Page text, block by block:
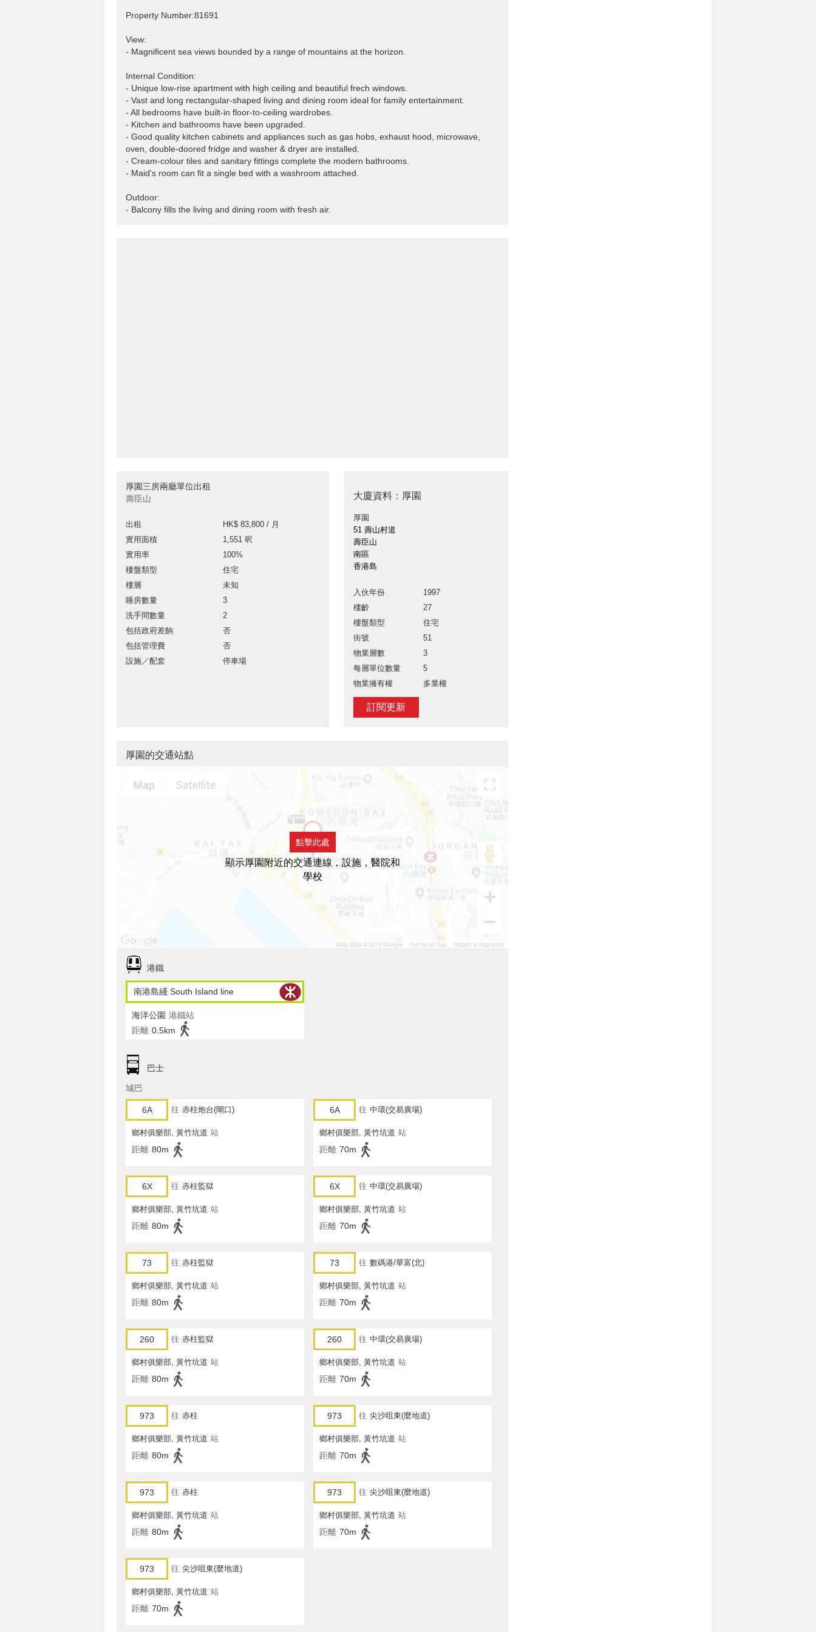
Property Number:81691
View:
- Magnificent sea views bounded by a range of mountains at the horizon.
Internal Condition:
- Unique low-rise apartment with high ceiling and beautiful frech windows.
- Vast and long rectangular-shaped living and dining room ideal for family entertainment.
- All bedrooms have built-in floor-to-ceiling wardrobes.
- Kitchen and bathrooms have been upgraded.
- Good quality kitchen cabinets and appliances such as gas hobs, exhaust hood, microwave,
oven, double-doored fridge and washer & dryer are installed.
- Cream-colour tiles and sanitary fittings complete the modern bathrooms.
- Maid's room can fit a single bed with a washroom attached.
Outdoor:
- Balcony fills the living and dining room with fresh air.
厚園三房兩廳單位出租
壽臣山
出租
HK$ 83,800 / 月
實用面積
1,551 呎
實用率
100%
樓盤類型
住宅
樓層
未知
睡房數量
3
洗手間數量
2
包括政府差餉
否
包括管理費
否
設施／配套
停車場
大廈資料：厚園
厚園
51 壽山村道
壽臣山
南區
香港島
入伙年份
1997
樓齡
27
樓盤類型
住宅
街號
51
物業層數
3
每層單位數量
5
物業擁有權
多業權
訂閱更新
厚園的交通站點
點擊此處
顯示厚園附近的交通連線，設施，醫院和
學校
港鐵
南港島綫 South Island line
海洋公園 港鐵站
距離 0.5km
巴士
城巴
6A 往 赤柱炮台(閘口)
鄉村俱樂部, 黃竹坑道 站
距離 80m
6A 往 中環(交易廣場)
鄉村俱樂部, 黃竹坑道 站
距離 70m
6X 往 赤柱監獄
鄉村俱樂部, 黃竹坑道 站
距離 80m
6X 往 中環(交易廣場)
鄉村俱樂部, 黃竹坑道 站
距離 70m
73 往 赤柱監獄
鄉村俱樂部, 黃竹坑道 站
距離 80m
73 往 數碼港/華富(北)
鄉村俱樂部, 黃竹坑道 站
距離 70m
260 往 赤柱監獄
鄉村俱樂部, 黃竹坑道 站
距離 80m
260 往 中環(交易廣場)
鄉村俱樂部, 黃竹坑道 站
距離 70m
973 往 赤柱
鄉村俱樂部, 黃竹坑道 站
距離 80m
973 往 尖沙咀東(麼地道)
鄉村俱樂部, 黃竹坑道 站
距離 70m
973 往 赤柱
鄉村俱樂部, 黃竹坑道 站
距離 80m
973 往 尖沙咀東(麼地道)
鄉村俱樂部, 黃竹坑道 站
距離 70m
973 往 尖沙咀東(麼地道)
鄉村俱樂部, 黃竹坑道 站
距離 70m